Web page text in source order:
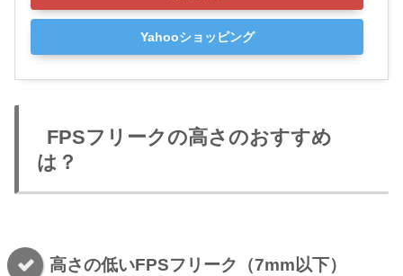
Yahooショッピング
FPSフリークの高さのおすすめ
は？
高さの低いFPSフリーク（7mm以下）